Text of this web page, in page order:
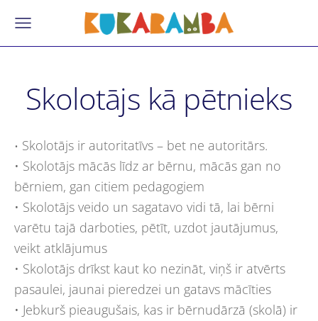
Skolotājs kā pētnieks
• Skolotājs ir autoritatīvs – bet ne autoritārs.
• Skolotājs mācās līdz ar bērnu, mācās gan no
bērniem, gan citiem pedagogiem
• Skolotājs veido un sagatavo vidi tā, lai bērni
varētu tajā darboties, pētīt, uzdot jautājumus,
veikt atklājumus
• Skolotājs drīkst kaut ko nezināt, viņš ir atvērts
pasaulei, jaunai pieredzei un gatavs mācīties
• Jebkurš pieaugušais, kas ir bērnudārzā (skolā) ir